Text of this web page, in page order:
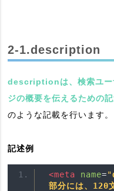
2-1.description
descriptionは、検索ユー
ジの概要を伝えるための
のような記載を行います。
記述例
<meta name="
部分には、120